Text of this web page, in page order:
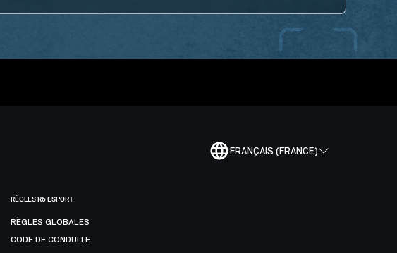
FRANÇAIS (FRANCE)
RÈGLES R6 ESPORT
RÈGLES GLOBALES
CODE DE CONDUITE